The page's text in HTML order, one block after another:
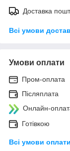
Доставка
Всі умови
Умови оплати
Пром-оплата
Післяплата
Онлайн-
Готівкою
Всі умови оплати